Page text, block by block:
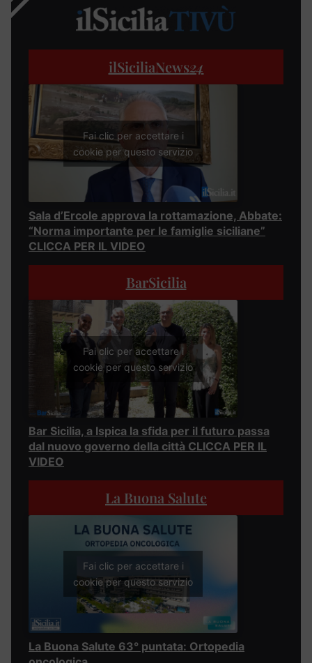
ilSiciliaNews24
Fai clic per accettare i
cookie per questo servizio
Sala d’Ercole approva la rottamazione, Abbate:
“Norma importante per le famiglie siciliane”
CLICCA PER IL VIDEO
BarSicilia
Fai clic per accettare i
cookie per questo servizio
Bar Sicilia, a Ispica la sfida per il futuro passa
dal nuovo governo della città CLICCA PER IL
VIDEO
La Buona Salute
Fai clic per accettare i
cookie per questo servizio
La Buona Salute 63° puntata: Ortopedia